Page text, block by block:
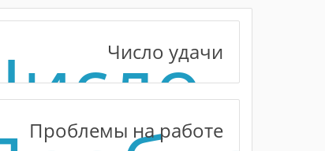
Число удачи
Проблемы на работе